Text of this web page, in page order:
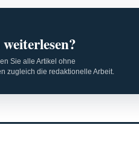
Sie alle Artikel ohne
zugleich die redaktionelle Arbeit.